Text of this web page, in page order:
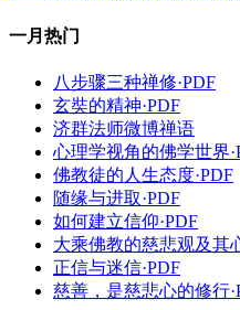
一月热门
八步骤三种禅修·PDF
玄奘的精神·PDF
济群法师微博禅语
心理学视角的佛学世界
佛教徒的人生态度·PDF
随缘与进取·PDF
如何建立信仰·PDF
大乘佛教的慈悲观及其
正信与迷信·PDF
慈善，是慈悲心的修行